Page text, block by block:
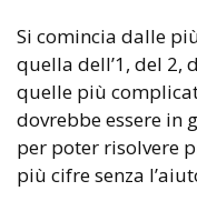
Si comincia dalle
quella dell’1, del 2,
quelle più
dovrebbe essere in
per poter risolvere
più cifre senza